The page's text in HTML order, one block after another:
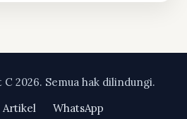
2026. Semua hak dilindungi.
Artikel WhatsApp